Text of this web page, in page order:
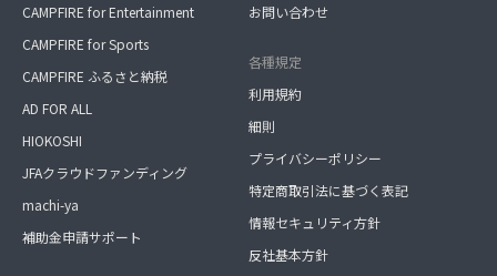
CAMPFIRE for Entertainment
CAMPFIRE for Sports
CAMPFIRE ふるさと納税
AD FOR ALL
HIOKOSHI
JFAクラウドファンディング
machi-ya
補助金申請サポート
お問い合わせ
各種規定
利用規約
細則
プライバシーポリシー
特定商取引法に基づく表記
情報セキュリティ方針
反社基本方針